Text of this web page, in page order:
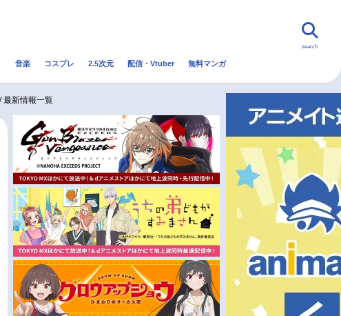
配信・Vtuber トレンド 無料マンガ
別一覧 秋アニメ
冬アニメ
search
音楽 コスプレ 2.5次元 配信・Vtuber 無料マンガ
最新情報一覧